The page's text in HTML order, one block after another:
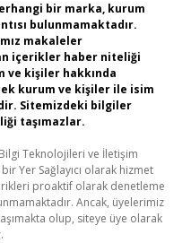
bir marka, kurum
bulunmamaktadır.
makaleler
içerikler haber niteliği
ve kişiler hakkında
kurum ve kişiler ile isim
Sitemizdeki bilgiler
taşımazlar.
Teknolojileri ve İletişim
Yer Sağlayıcı olarak hizmet
proaktif olarak denetleme
Ancak, üyelerimiz
olup, siteye üye olarak